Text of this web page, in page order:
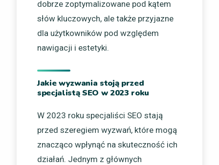
dobrze zoptymalizowane pod kątem
słów kluczowych, ale także przyjazne
dla użytkowników pod względem
nawigacji i estetyki.
Jakie wyzwania stoją przed
specjalistą SEO w 2023 roku
W 2023 roku specjaliści SEO stają
przed szeregiem wyzwań, które mogą
znacząco wpłynąć na skuteczność ich
działań. Jednym z głównych